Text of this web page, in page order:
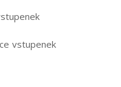
vstupenek